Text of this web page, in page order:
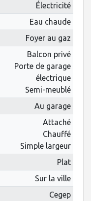
Électricité
Eau chaude
Foyer au gaz
Balcon privé
Porte de garage
électrique
Semi-meublé
Au garage
Attaché
Chauffé
Simple largeur
Plat
Sur la ville
Cegep